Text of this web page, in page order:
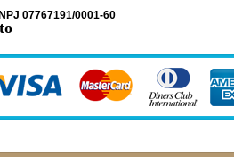
07767191/0001-60